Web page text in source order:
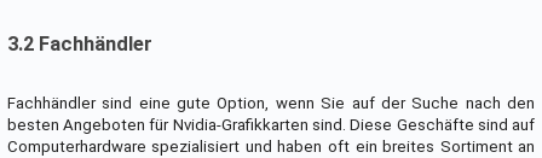
3.2 Fachhändler
Fachhändler sind eine gute Option, wenn Sie auf der Suche nach den
besten Angeboten für Nvidia-Grafikkarten sind. Diese Geschäfte sind auf
Computerhardware spezialisiert und haben oft ein breites Sortiment an